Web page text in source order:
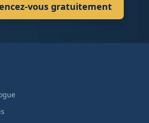
vous gratuitement